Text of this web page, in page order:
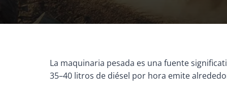
La maquinaria pesada es una fuente
35–40 litros de diésel por hora emite